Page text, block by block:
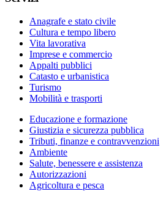
Anagrafe e stato civile
Cultura e tempo libero
Vita lavorativa
Imprese e commercio
Appalti pubblici
Catasto e urbanistica
Turismo
Mobilità e trasporti
Educazione e formazione
Giustizia e sicurezza pubblica
Tributi, finanze e contravvenzioni
Ambiente
Salute, benessere e assistenza
Autorizzazioni
Agricoltura e pesca